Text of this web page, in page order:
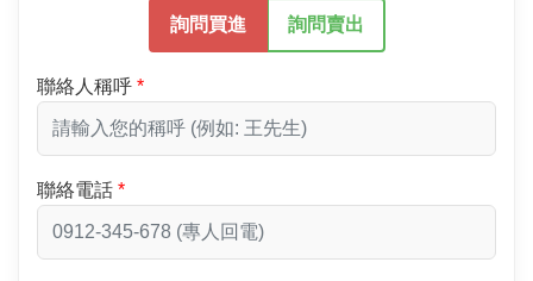
詢問買進 詢問賣出
聯絡人稱呼
聯絡電話